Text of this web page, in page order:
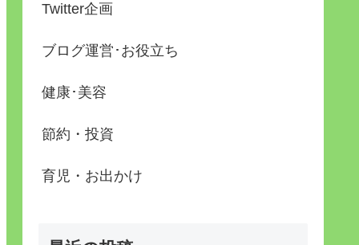
Twitter企画
ブログ運営･お役立ち
健康･美容
節約・投資
育児・お出かけ